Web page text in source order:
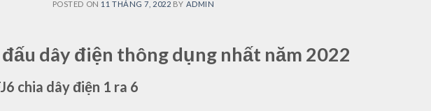
POSTED ON 11 THÁNG 7, 2022 BY ADMIN
đấu dây điện thông dụng nhất năm 2022
chia dây điện 1 ra 6